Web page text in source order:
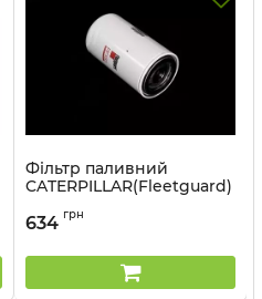
Фільтр паливний
CATERPILLAR(Fleetguard)
Артикул:
634 грн